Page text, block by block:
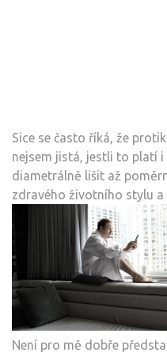
Sice se často říká, že
nejsem jistá, jestli to platí i
diametrálně lišit až
zdravého životního stylu
Není pro mě dobře